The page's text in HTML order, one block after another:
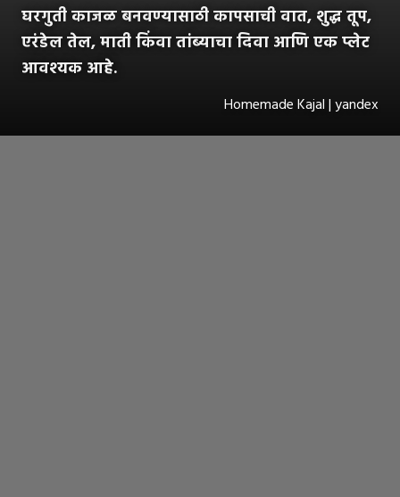
घरगुती काजळ बनवण्यासाठी कापसाची वात, शुद्ध तूप,
एरंडेल तेल, माती किंवा तांब्याचा दिवा आणि एक प्लेट
आवश्यक आहे.
Homemade Kajal | yandex